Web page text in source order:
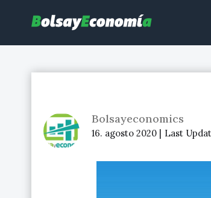
Bolsayeconomics
16. agosto 2020 | Last